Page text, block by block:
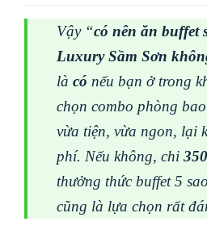
Vậy “có nên ăn buffet
Luxury Sầm Sơn
là có nếu bạn ở trong
chọn combo phòng
vừa tiện, vừa ngon, lại
phí. Nếu không, chi
thưởng thức buffet 5
cũng là lựa chọn rất